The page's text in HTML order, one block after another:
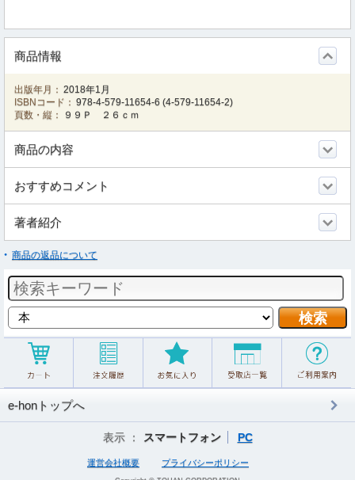
商品情報
出版年月： 2018年1月
ISBNコード： 978-4-579-11654-6 (4-579-11654-2)
頁数・縦：
９９Ｐ ２６ｃｍ
商品の内容
おすすめコメント
著者紹介
商品の返品について
e-honトップへ
表示 ： スマートフォン PC
運営会社概要 プライバシーポリシー